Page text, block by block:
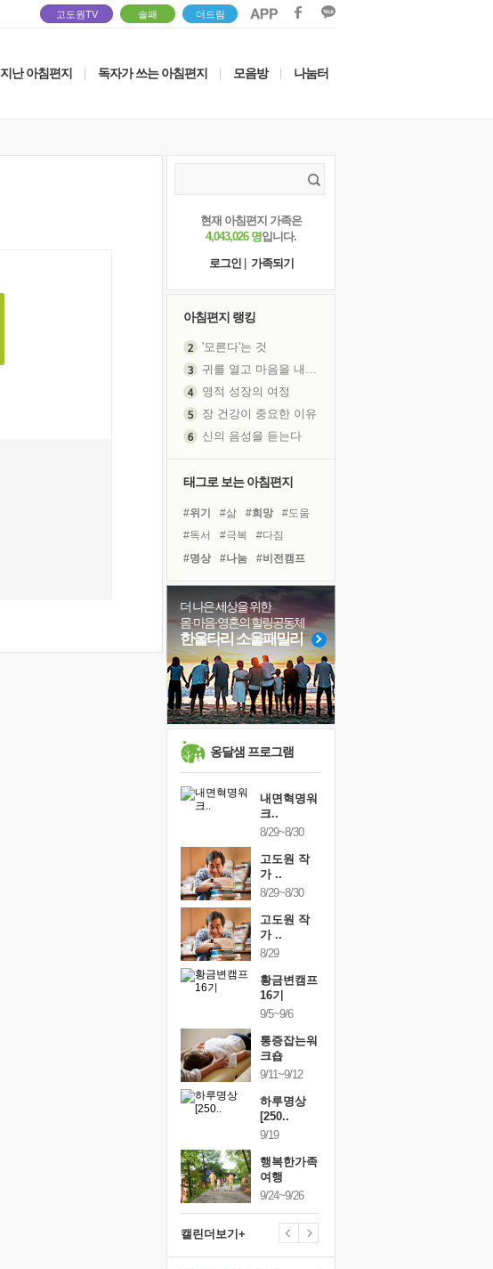
고도원TV 솔패 더드림
지난 아침편지 독자가 쓰는 아침편지 모음방 나눔터
현재 아침편지 가족은
4,043,026 명입니다.
로그인
가족되기
아침편지 랭킹
'모른다'는 것
영적 성장의 여정
장 건강이 중요한 이유
신의 음성을 듣는다
극과 극의 양 끝단
꿈이 실제가 되는 것
'말 타는 법'을 먼저
졸업식 사진을 보며
극심한 변비, 어깨결림, 수면 장애
아픈 아버지를 위한 공간 설계
슬럼프
보고 싶은 어머니
유년 시절의 부산 영도 바다
못된 꼰대들
'모른다'는 것
태그로 보는 아침편지
#위기 #삶 #희망
#도움
#독서
#극복
#다짐
#명상
#나눔
#비전캠프
#바이러스
#리더
#경험
#링컨학교
#친구
#유튜브
#선택
#독서캠프
#면역력
#건강
#아이들
더 나은 세상을 위한
몸·마음·영혼의 힐링공동체
한울타리 소울패밀리
옹달샘 프로그램
내면혁명워
크..
8/29~8/30
고도원 작
가 ..
8/29~8/30
고도원 작
가 ..
8/29
황금변캠프
16기
9/5~9/6
통증잡는워
크숍
9/11~9/12
하루명상
[250..
9/19
행복한가족
여행
9/24~9/26
캘린더보기+